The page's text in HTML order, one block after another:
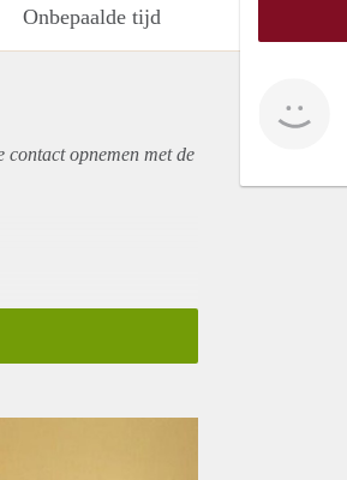
Onbepaalde tijd
opnemen met de